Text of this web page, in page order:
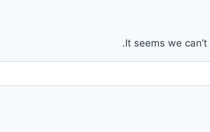
It seems we